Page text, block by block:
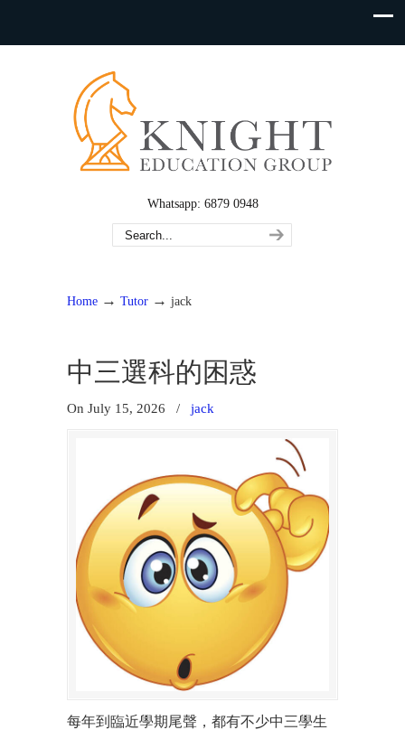
Whatsapp: 6879 0948
Home → Tutor → jack
中三選科的困惑
On July 15, 2026 / jack
每年到臨近學期尾聲，都有不少中三學生